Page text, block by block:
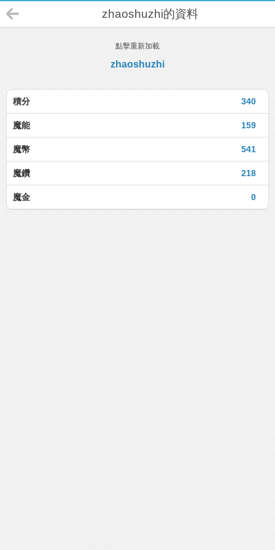
zhaoshuzhi的資料
點擊重新加載
zhaoshuzhi
340
積分
159
魔能
541
魔幣
218
魔鑽
0
魔金